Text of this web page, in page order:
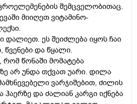
შემცველობითაც.
მიიღეთ ვიტამინო-
დალიეთ. ეს შეიძლება იყოს ჩაი
წვენები და წყალი.
რომ წონაში მომატება
არ უნდა თქვათ უარი. დილა
ვარჯიშებით, ძილის
ჰაერზე და ძალიან კარგი იქნება